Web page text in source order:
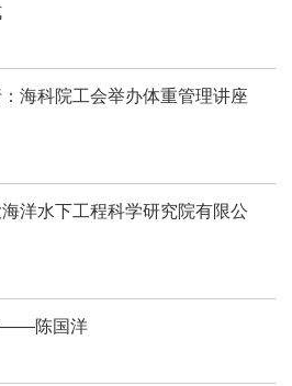
海科院工会举办体重管理讲座
洋水下工程科学研究院有限公
陈国洋